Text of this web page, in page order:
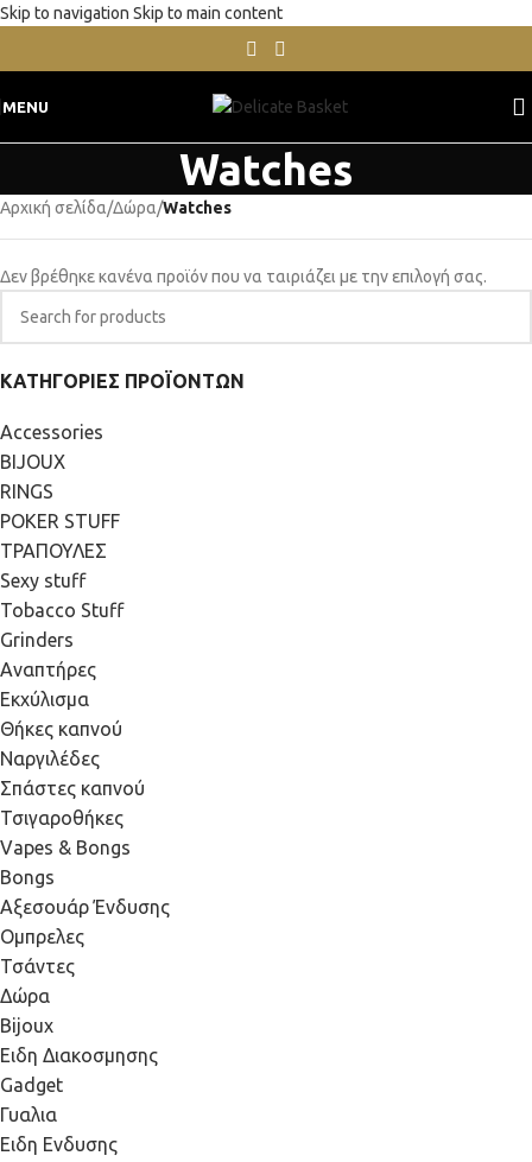
Skip to navigation Skip to main content
MENU
Watches
ΚΑΤΗΓΟΡΙΕΣ ΠΡΟΪΟΝΤΩΝ
Accessories
BIJOUX
RINGS
POKER STUFF
ΤΡΑΠΟΥΛΕΣ
Sexy stuff
Tobacco Stuff
Grinders
Αναπτήρες
Εκχύλισμα
Θήκες καπνού
Ναργιλέδες
Σπάστες καπνού
Τσιγαροθήκες
Vapes & Bongs
Bongs
Αξεσουάρ Ένδυσης
Oμπρελες
Τσάντες
Δώρα
Bijoux
Eιδη Διακοσμησης
Gadget
Γυαλια
Ειδη Ενδυσης
Αρχική σελίδα/Δώρα/Watches
Δεν βρέθηκε κανένα προϊόν που να ταιριάζει με την επιλογή σας.